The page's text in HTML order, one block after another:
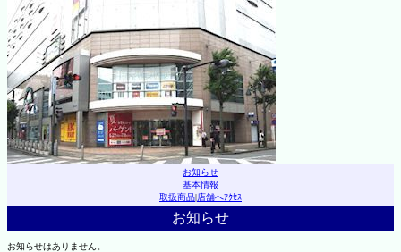
お知らせ
基本情報
取扱商品|店舗へｱｸｾｽ
お知らせ
お知らせはありません。